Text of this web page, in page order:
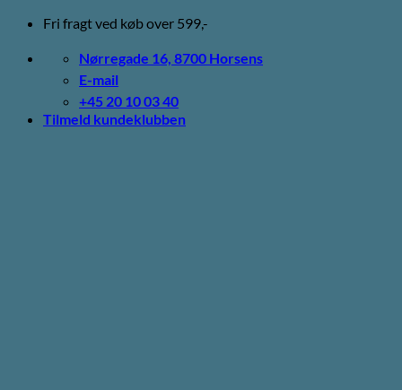
Fortsæt
indhold
Fri fragt ved køb over 599,-
Nørregade 16, 8700 Horsens
E-mail
+45 20 10 03 40
Tilmeld kundeklubben